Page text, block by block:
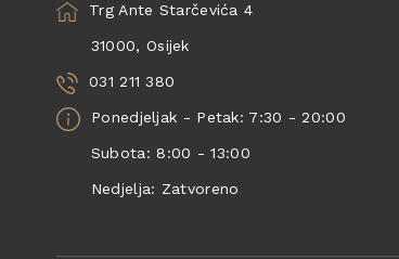
Trg Ante Starčevića 4
31000, Osijek
031 211 380
Ponedjeljak - Petak: 7:30 - 20:00
Subota: 8:00 - 13:00
Nedjelja: Zatvoreno